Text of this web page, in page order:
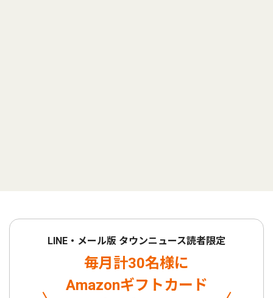
LINE・メール版 タウンニュース読者限定
毎月計30名様に
Amazonギフトカード